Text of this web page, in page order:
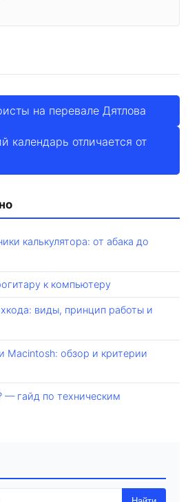
на перевале Дятлова
календарь отличается от
калькулятора: от абака до
к компьютеру
виды, принцип работы и
Macintosh: обзор и критерии
— гайд по техническим